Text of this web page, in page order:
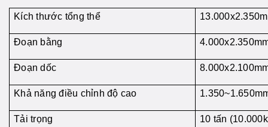
Kích thước tổng thể
Đoạn bằng
Đoạn dốc
Khả năng điều chỉnh độ cao
Tải trọng 10 tấn